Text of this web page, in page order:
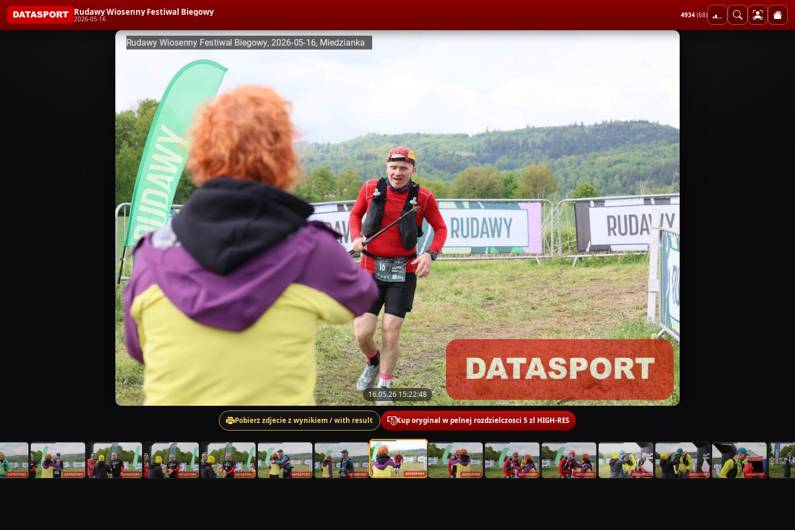
Rudawy Wiosenny Festiwal Biegowy
2026-05-16 4934 (68)
16.05.26 15:22:48
Pobierz zdjecie z wynikiem / with result Kup oryginal w pelnej rozdzielczosci 5 zl HIGH-RES